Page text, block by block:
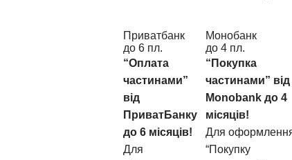
Приватбанк
до 6 пл.
“Оплата
частинами”
від
ПриватБанку
до 6 місяців!
Для
Монобанк
до 4 пл.
“Покупка
частинами” від
Monobank до 4
місяців!
Для
“Покупку